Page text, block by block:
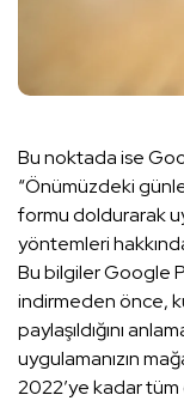
Bu noktada ise
“Önümüzdeki
formu doldurarak
yöntemleri
Bu bilgiler Google
indirmeden önce,
paylaşıldığını
uygulamanızın
2022’ye kadar